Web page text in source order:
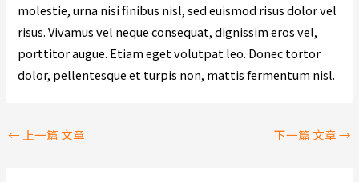
molestie, urna nisi finibus nisl, sed euismod risus dolor vel
risus. Vivamus vel neque consequat, dignissim eros vel,
porttitor augue. Etiam eget volutpat leo. Donec tortor
dolor, pellentesque et turpis non, mattis fermentum nisl.
← 上一篇 文章 下一篇 文章→